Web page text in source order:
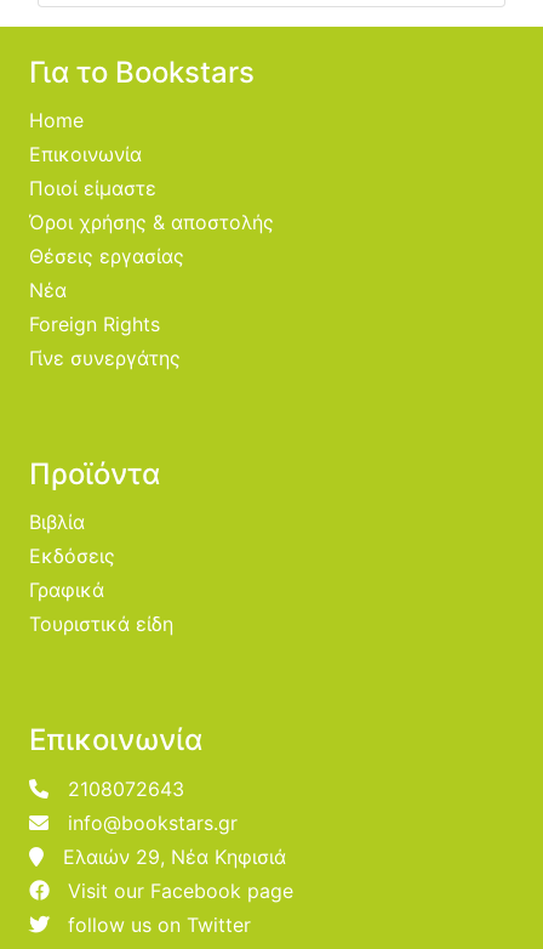
Για το Bookstars
Home
Επικοινωνία
Ποιοί είμαστε
Όροι χρήσης & αποστολής
Θέσεις εργασίας
Νέα
Foreign Rights
Γίνε συνεργάτης
Προϊόντα
Βιβλία
Εκδόσεις
Γραφικά
Τουριστικά είδη
Επικοινωνία
2108072643
info@bookstars.gr
Ελαιών 29, Νέα Κηφισιά
Visit our Facebook page
follow us on Twitter